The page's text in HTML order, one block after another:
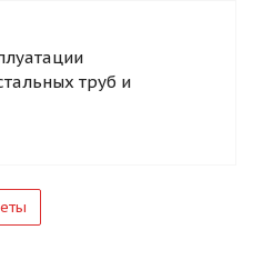
труб и